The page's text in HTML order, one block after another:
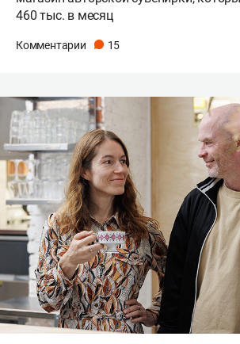
460 тыс. в месяц
Комментарии 15